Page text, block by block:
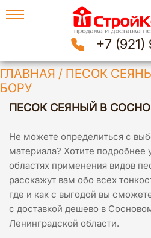
+7
ГЛАВНАЯ / ПЕСОК
БОРУ
ПЕСОК СЕЯНЫЙ В
Не можете определиться с
материала? Хотите подробнее
областях применения видов
расскажут вам обо всех
где и как с выгодой вы
с доставкой дешево в
Ленинградской области.